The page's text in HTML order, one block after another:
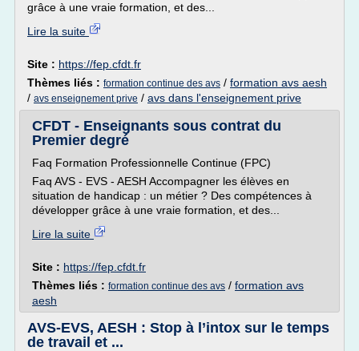
grâce à une vraie formation, et des...
Lire la suite
Site : https://fep.cfdt.fr
Thèmes liés : formation continue des avs / formation avs aesh
/ avs enseignement prive / avs dans l'enseignement prive
CFDT - Enseignants sous contrat du
Premier degré
Faq Formation Professionnelle Continue (FPC)
Faq AVS - EVS - AESH Accompagner les élèves en
situation de handicap : un métier ? Des compétences à
développer grâce à une vraie formation, et des...
Lire la suite
Site : https://fep.cfdt.fr
Thèmes liés : formation continue des avs / formation avs
aesh
AVS-EVS, AESH : Stop à l’intox sur le temps
de travail et ...